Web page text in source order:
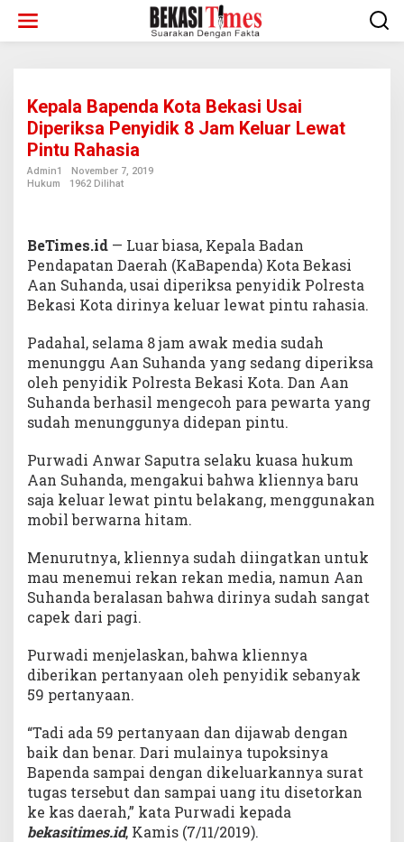
konten
Kepala Bapenda Kota Bekasi Usai
Diperiksa Penyidik 8 Jam Keluar Lewat
Pintu Rahasia
Admin1
November 7, 2019
Hukum
1962 Dilihat
BeTimes.id — Luar biasa, Kepala Badan
Pendapatan Daerah (KaBapenda) Kota Bekasi
Aan Suhanda, usai diperiksa penyidik Polresta
Bekasi Kota dirinya keluar lewat pintu rahasia.
Padahal, selama 8 jam awak media sudah
menunggu Aan Suhanda yang sedang diperiksa
oleh penyidik Polresta Bekasi Kota. Dan Aan
Suhanda berhasil mengecoh para pewarta yang
sudah menunggunya didepan pintu.
Purwadi Anwar Saputra selaku kuasa hukum
Aan Suhanda, mengakui bahwa kliennya baru
saja keluar lewat pintu belakang, menggunakan
mobil berwarna hitam.
Menurutnya, kliennya sudah diingatkan untuk
mau menemui rekan rekan media, namun Aan
Suhanda beralasan bahwa dirinya sudah sangat
capek dari pagi.
Purwadi menjelaskan, bahwa kliennya
diberikan pertanyaan oleh penyidik sebanyak
59 pertanyaan.
“Tadi ada 59 pertanyaan dan dijawab dengan
baik dan benar. Dari mulainya tupoksinya
Bapenda sampai dengan dikeluarkannya surat
tugas tersebut dan sampai uang itu disetorkan
ke kas daerah,” kata Purwadi kepada
bekasitimes.id, Kamis (7/11/2019).